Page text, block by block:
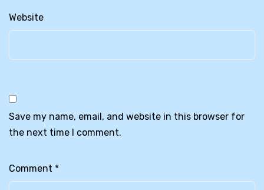
Website
Save my name, email, and website in this browser for
the next time I comment.
Comment *